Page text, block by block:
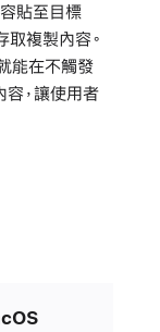
貼至目標
複製內容。
能在不觸發
容，讓使用者